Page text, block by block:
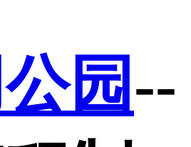
园--